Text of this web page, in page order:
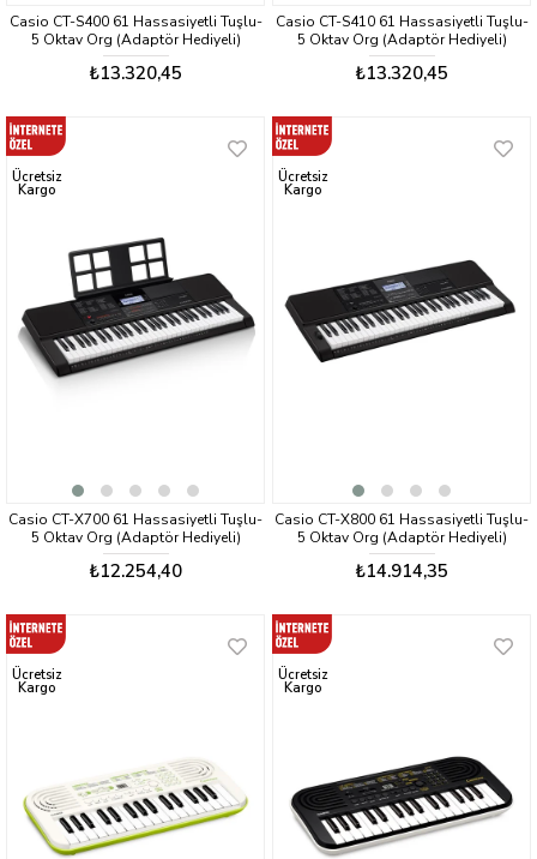
Casio CT-S400 61 Hassasiyetli Tuşlu-
5 Oktav Org (Adaptör Hediyeli)
₺13.320,45
Casio CT-S410 61 Hassasiyetli Tuşlu-
5 Oktav Org (Adaptör Hediyeli)
₺13.320,45
Casio CT-X700 61 Hassasiyetli Tuşlu-
5 Oktav Org (Adaptör Hediyeli)
₺12.254,40
Ücretsiz
Kargo
Casio CT-X800 61 Hassasiyetli Tuşlu-
5 Oktav Org (Adaptör Hediyeli)
₺14.914,35
Ücretsiz
Kargo
Ücretsiz
Kargo
Ücretsiz
Kargo